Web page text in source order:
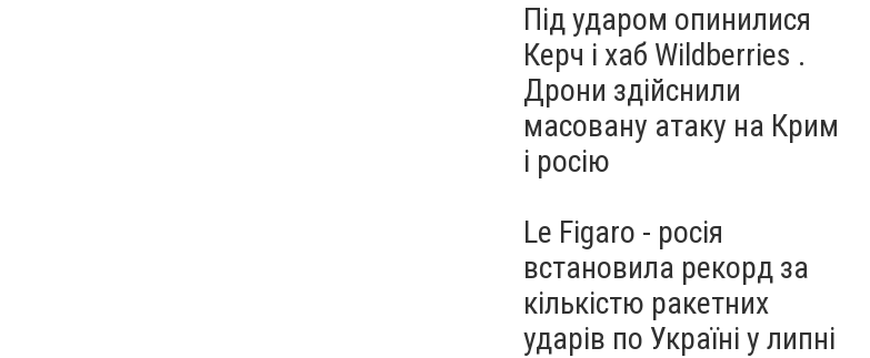
Під ударом опинилися
Керч і хаб Wildberries .
Дрони здійснили
масовану атаку на Крим
і росію
Le Figaro - росія
встановила рекорд за
кількістю ракетних
ударів по Україні у липні